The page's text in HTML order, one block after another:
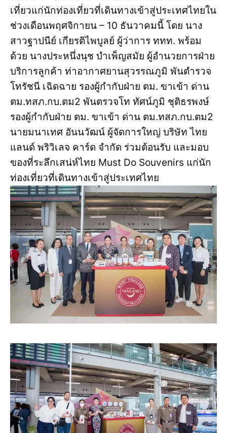
เที่ยวแก่นักท่องเที่ยวที่เดินทางเข้าสู่ประเทศไทยใน
ช่วงเดือนพฤศจิกายน – 10 ธันวาคมนี้ โดย นาง
สาวฐาปนีย์ เกียรติไพบูลย์ ผู้ว่าการ ททท. พร้อม
ด้วย นางประหนึ่งนุช บำเพ็ญสมัย ผู้อำนวยการฝ่าย
บริการลูกค้า ท่าอากาศยานสุวรรณภูมิ พันตำรวจ
โทรัชนี เฉิดฉาย รองผู้กำกับฝ่าย ตม. ขาเข้า ด่าน
ตม.ทสภ.กบ.ตม2 พันตรวจโท ทัศน์ภูมิ ชุติธรพงษ์
รองผู้กำกับฝ่าย ตม. ขาเข้า ด่าน ตม.ทสภ.กบ.ตม2
นายมนาเทศ อันนวัฒน์ ผู้จัดการใหญ่ บริษัท ไทย
แลนด์ พริวิเลจ คาร์ด จำกัด ร่วมต้อนรับ และมอบ
ของที่ระลึกเสน่ห์ไทย Must Do Souvenirs แก่นัก
ท่องเที่ยวที่เดินทางเข้าสู่ประเทศไทย